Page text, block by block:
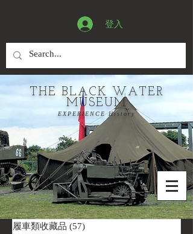
登入
THE BLACK WATER
MUSEUM
EXPERIENCE History
履車類收藏品 (57)